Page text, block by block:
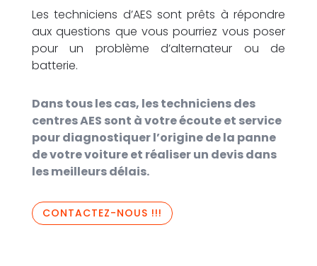
Les techniciens d’AES sont prêts à répondre
aux questions que vous pourriez vous poser
pour un problème d’alternateur ou de
batterie.
Dans tous les cas, les techniciens des
centres AES sont à votre écoute et service
pour diagnostiquer l’origine de la panne
de votre voiture et réaliser un devis dans
les meilleurs délais.
CONTACTEZ-NOUS !!!